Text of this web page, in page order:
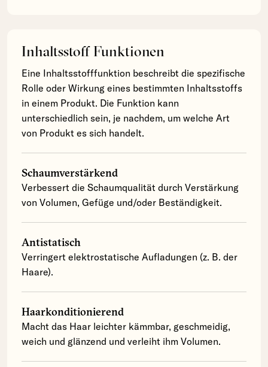
Inhaltsstoff Funktionen
Eine Inhaltsstofffunktion beschreibt die spezifische
Rolle oder Wirkung eines bestimmten Inhaltsstoffs
in einem Produkt. Die Funktion kann
unterschiedlich sein, je nachdem, um welche Art
von Produkt es sich handelt.
Schaumverstärkend
Verbessert die Schaumqualität durch Verstärkung
von Volumen, Gefüge und/oder Beständigkeit.
Antistatisch
Verringert elektrostatische Aufladungen (z. B. der
Haare).
Haarkonditionierend
Macht das Haar leichter kämmbar, geschmeidig,
weich und glänzend und verleiht ihm Volumen.